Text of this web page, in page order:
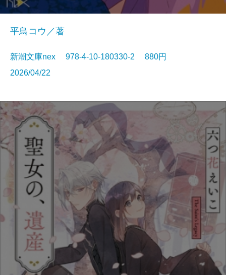
平鳥コウ／著
新潮文庫nex 978-4-10-180330-2 880円
2026/04/22